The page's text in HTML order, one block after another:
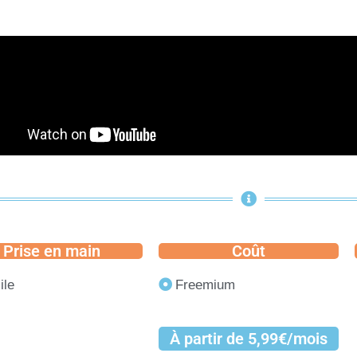
Prise en main Coût
Freemium
À partir de 5,99€/mois